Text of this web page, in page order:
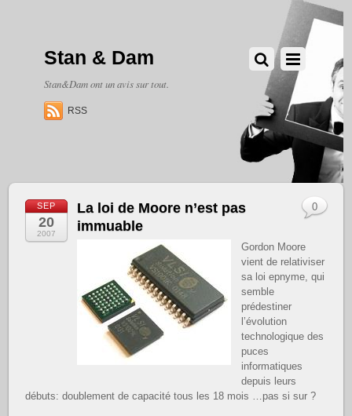
Stan & Dam
Stan&Dam ont un avis sur tout.
RSS
SEP
20
2007
La loi de Moore n’est pas
immuable
Gordon Moore
vient de relativiser
sa loi epnyme, qui
semble
prédestiner
l’évolution
technologique des
puces
informatiques
depuis leurs
débuts: doublement de capacité tous les 18 mois …pas si sur ?
0